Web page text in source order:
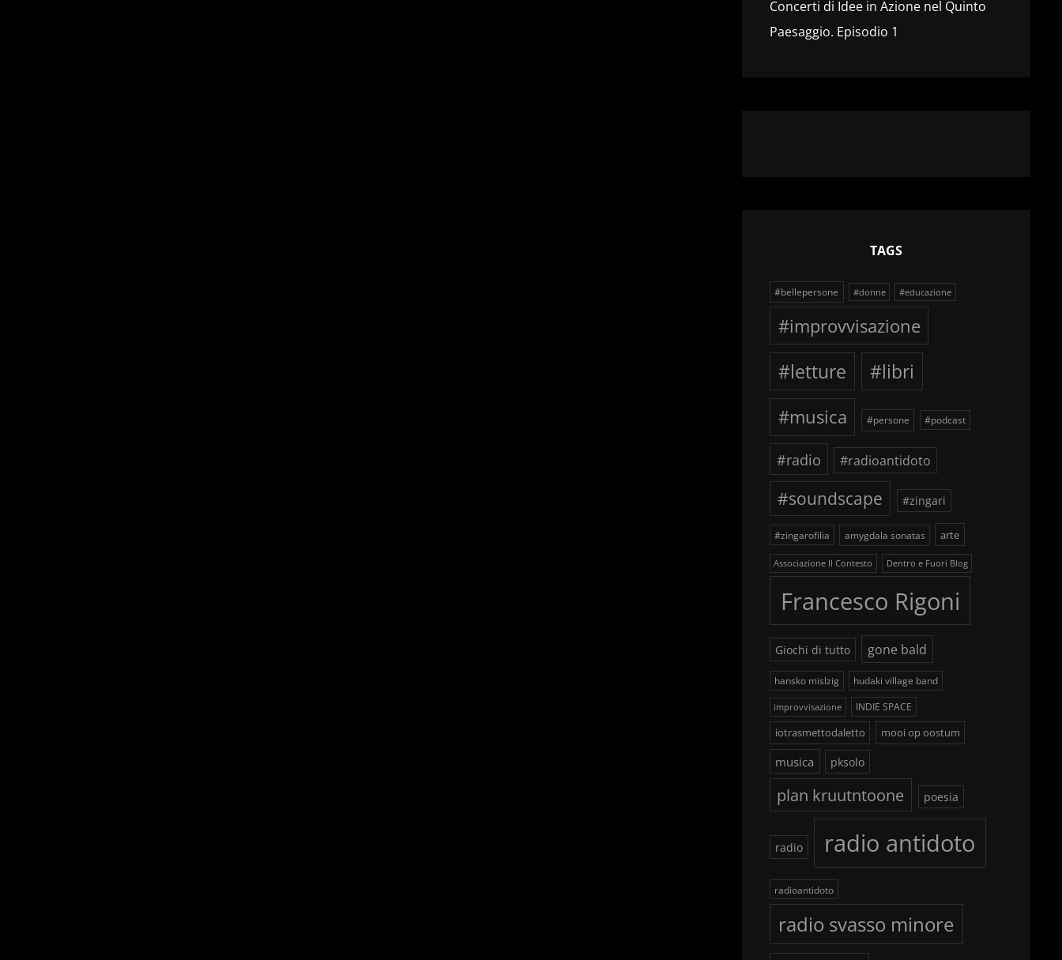
Concerti di Idee in Azione nel Quinto
Paesaggio. Episodio 1
TAGS
#bellepersone #donne #educazione
#improvvisazione
#letture
#libri
#musica
#persone #podcast
#radio #radioantidoto
#soundscape #zingari
#zingarofilia amygdala sonatas arte
Associazione Il Contesto Dentro e Fuori Blog
Francesco Rigoni
Giochi di tutto gone bald
hansko mislzig hudaki village band
improvvisazione INDIE SPACE
iotrasmettodaletto mooi op oostum
musica pksolo
plan kruutntoone poesia
radio radio antidoto
radioantidoto
radio svasso minore